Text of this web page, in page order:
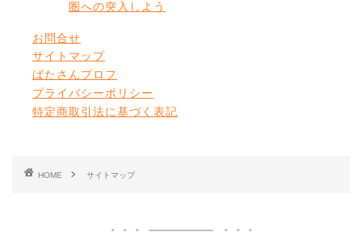
圏への突入しよう
お問合せ
サイトマップ
ばたさんプロフ
プライバシーポリシー
特定商取引法に基づく表記
HOME サイトマップ